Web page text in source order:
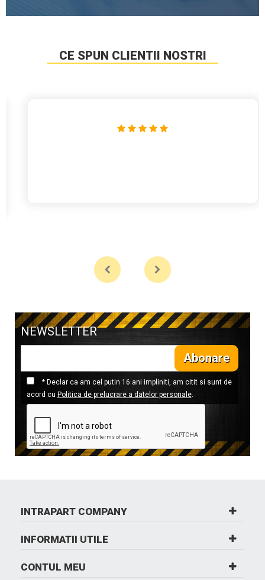
CE SPUN CLIENTII NOSTRI
NEWSLETTER
Abonare
* Declar ca am cel putin 16 ani impliniti, am citit si sunt de
acord cu Politica de prelucrare a datelor personale.
INTRAPART COMPANY
INFORMATII UTILE
CONTUL MEU